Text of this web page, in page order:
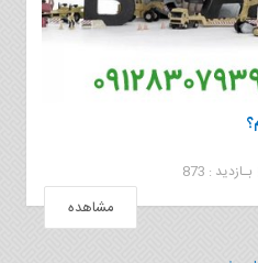
بـازدید : 873
مشاهده